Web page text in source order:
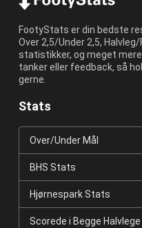
FootyStats er din bedste
Over 2,5/Under 2,5,
statistikker, og meget
tanker eller feedback, så
gerne.
Stats
Over/Under Mål
BHS Stats
Hjørnespark Stats
Scorede i Begge Halvlege